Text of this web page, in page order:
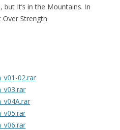
It’s in the Mountains. In
Strength
02.rar